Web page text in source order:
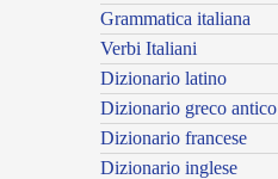
Grammatica italiana
Verbi Italiani
Dizionario latino
Dizionario greco antico
Dizionario francese
Dizionario inglese